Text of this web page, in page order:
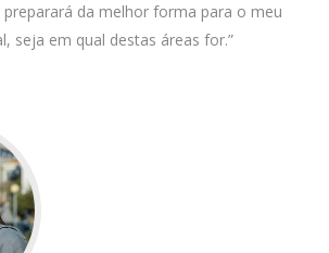
preparará da melhor forma para o meu
seja em qual destas áreas for.”